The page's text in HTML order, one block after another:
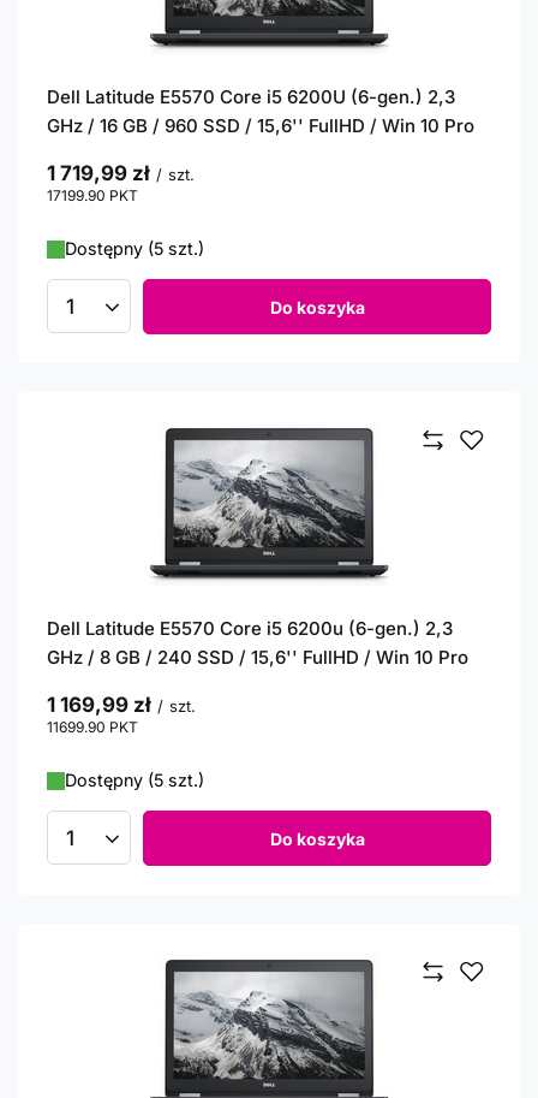
Dell Latitude E5570 Core i5 6200U (6-gen.) 2,3
GHz / 16 GB / 960 SSD / 15,6'' FullHD / Win 10 Pro
1 719,99 zł / szt.
17199.90 PKT
Dostępny (5 szt.)
Ilość produktów Do koszyka
Dell Latitude E5570 Core i5 6200u (6-gen.) 2,3
GHz / 8 GB / 240 SSD / 15,6'' FullHD / Win 10 Pro
1 169,99 zł / szt.
11699.90 PKT
Dostępny (5 szt.)
Ilość produktów Do koszyka